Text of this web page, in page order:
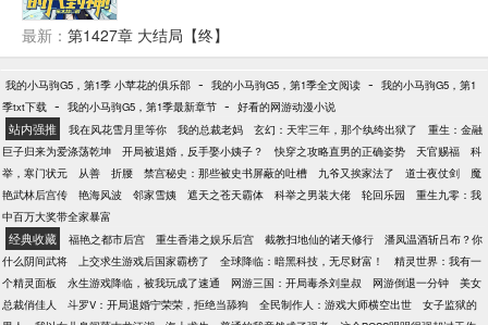
派：我的SS级天赋，拥有愚弄一切的力量！反派：我
的SSS级天赋，可以暂停时间甚至修改历史！林洛鼓
他太变态了！一人成军这还怎么打？只能......林洛踏出
次元虫洞的下一刻，一枚核弹正从空中朝他遥遥落
下。他不由得变色道：玩不起是吧？核弹就想杀我？
给我狠狠！！
最新： 第1427章 大结局【终】
我的小马驹G5，第1季 小苹花的俱乐部 - 我的小马驹G5，第1季全文阅读 - 我的小马驹G5，第1
季txt下载 - 我的小马驹G5，第1季最新章节 - 好看的网游动漫小说
站内强推 我在风花雪月里等你 我的总裁老妈 玄幻：天牢三年，那个纨绔出狱了
重生：金融
巨子归来为爱涤荡乾坤
开局被退婚，反手娶小姨子？ 快穿之攻略直男的正确姿势 天官赐福
科
举，寒门状元
从善 折腰 禁宫秘史：那些被史书屏蔽的吐槽 九爷又挨家法了 道士夜仗剑
魔
艳武林后宫传
艳海风波 邻家雪姨 遮天之苍天霸体 科举之男装大佬 轮回乐园
重生九零：我
中百万大奖带全家暴富
经典收藏 福艳之都市后宫 重生香港之娱乐后宫 截教扫地仙的诸天修行
潘凤温酒斩吕布？你
什么阴间武将
上交求生游戏后国家霸榜了 全球降临：暗黑科技，无尽财富！
精灵世界：我有一
个精灵面板
永生游戏降临，被我玩成了速通 网游三国：开局毒杀刘皇叔 网游倒退一分钟
美女
总裁俏佳人
斗罗V：开局退婚宁荣荣，拒绝当舔狗 全民制作人：游戏大师横空出世
女子监狱的